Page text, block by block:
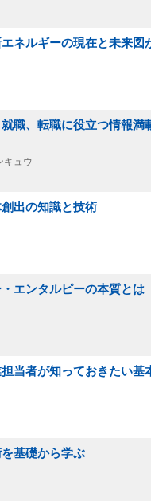
ネルギーの現在と未来図
職、転職に役立つ情報満
キュウ
出の知識と技術
エンタルピーの本質とは
当者が知っておきたい基
基礎から学ぶ